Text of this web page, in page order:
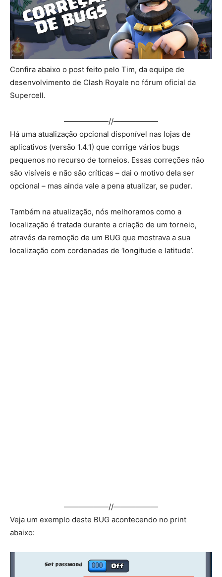
Confira abaixo o post feito pelo Tim, da equipe de
desenvolvimento de Clash Royale no fórum oficial da
Supercell.
——————//——————
Há uma atualização opcional disponível nas lojas de
aplicativos (versão 1.4.1) que corrige vários bugs
pequenos no recurso de torneios. Essas correções não
são visíveis e não são críticas – dai o motivo dela ser
opcional – mas ainda vale a pena atualizar, se puder.
Também na atualização, nós melhoramos como a
localização é tratada durante a criação de um torneio,
através da remoção de um BUG que mostrava a sua
localização com cordenadas de ‘longitude e latitude’.
——————//——————
Veja um exemplo deste BUG acontecendo no print
abaixo: